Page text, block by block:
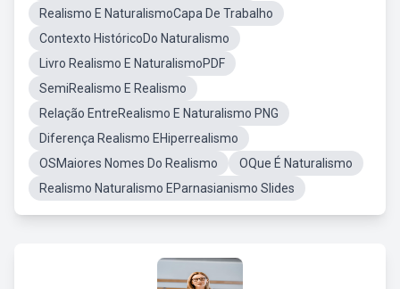
Realismo E NaturalismoCapa De Trabalho
Contexto HistóricoDo Naturalismo
Livro Realismo E NaturalismoPDF
SemiRealismo E Realismo
Relação EntreRealismo E Naturalismo PNG
Diferença Realismo EHiperrealismo
OSMaiores Nomes Do Realismo
OQue É Naturalismo
Realismo Naturalismo EParnasianismo Slides